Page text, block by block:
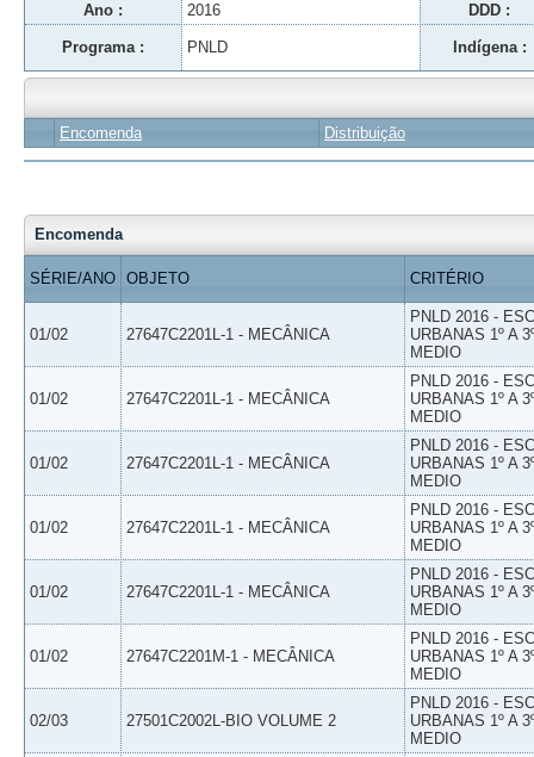
Ano : 2016 DDD :
Programa : PNLD Indígena :
Encomenda Distribuição
Encomenda
SÉRIE/ANO OBJETO CRITÉRIO
01/02 27647C2201L-1 - MECÂNICA
PNLD 2016 -
URBANAS 1º A
MEDIO
01/02 27647C2201L-1 - MECÂNICA
PNLD 2016 -
URBANAS 1º A
MEDIO
01/02 27647C2201L-1 - MECÂNICA
PNLD 2016 -
URBANAS 1º A
MEDIO
01/02 27647C2201L-1 - MECÂNICA
PNLD 2016 -
URBANAS 1º A
MEDIO
01/02 27647C2201L-1 - MECÂNICA
PNLD 2016 -
URBANAS 1º A
MEDIO
01/02 27647C2201M-1 - MECÂNICA
PNLD 2016 -
URBANAS 1º A
MEDIO
02/03 27501C2002L-BIO VOLUME 2
PNLD 2016 -
URBANAS 1º A
MEDIO